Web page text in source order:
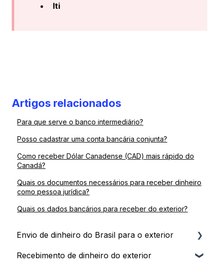
Iti
Artigos relacionados
Para que serve o banco intermediário?
Posso cadastrar uma conta bancária conjunta?
Como receber Dólar Canadense (CAD) mais rápido do
Canadá?
Quais os documentos necessários para receber dinheiro
como pessoa jurídica?
Quais os dados bancários para receber do exterior?
Envio de dinheiro do Brasil para o exterior
Passo a Passo e Prazos
Recebimento de dinheiro do exterior